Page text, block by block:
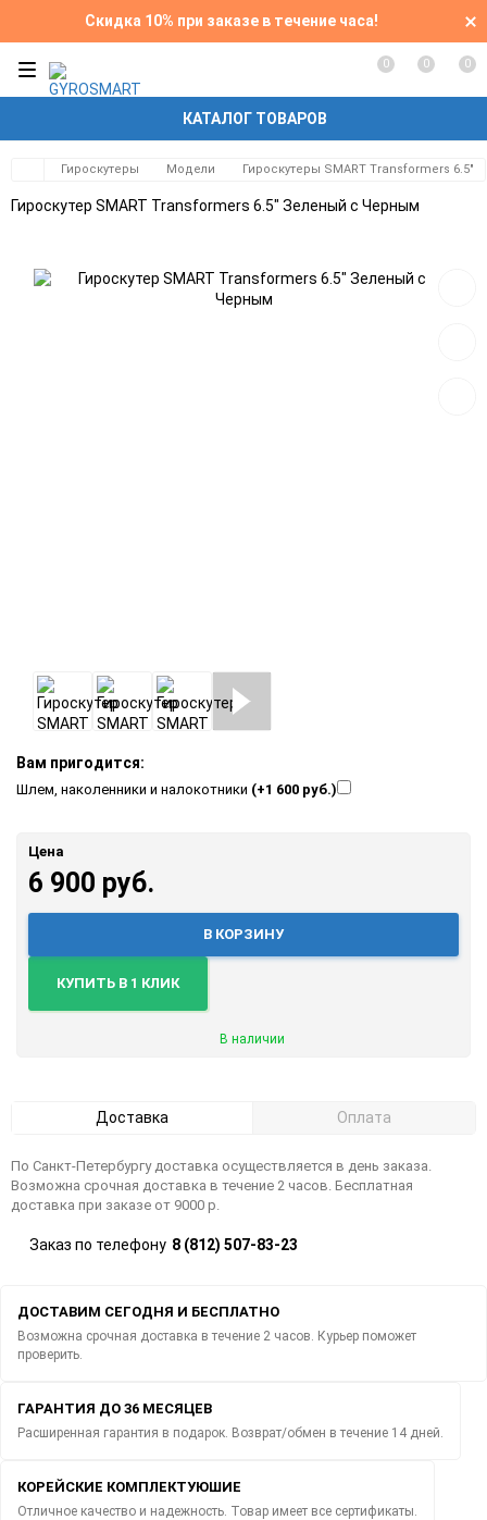
Скидка 10% при заказе в течение часа!
КАТАЛОГ ТОВАРОВ
0 0 0
Гироскутеры Модели Гироскутеры SMART Transformers 6.5"
Гироскутер SMART Transformers 6.5" Зеленый с Черным
Вам пригодится:
Шлем, наколенники и налокотники (+1 600 руб.)
Цена
6 900 руб.
В КОРЗИНУ
КУПИТЬ В 1 КЛИК
В наличии
Доставка Оплата
По Санкт-Петербургу доставка осуществляется в день заказа.
Возможна срочная доставка в течение 2 часов. Бесплатная
доставка при заказе от 9000 р.
Заказ по телефону 8 (812) 507-83-23
ДОСТАВИМ СЕГОДНЯ И БЕСПЛАТНО
Возможна срочная доставка в течение 2 часов. Курьер поможет
проверить.
ГАРАНТИЯ ДО 36 МЕСЯЦЕВ
Расширенная гарантия в подарок. Возврат/обмен в течение 14 дней.
КОРЕЙСКИЕ КОМПЛЕКТУЮШИЕ
Отличное качество и надежность. Товар имеет все сертификаты.